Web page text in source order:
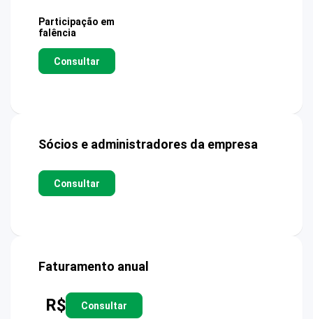
Participação em
falência
Consultar
Sócios e administradores da empresa
Consultar
Faturamento anual
R$ Consultar